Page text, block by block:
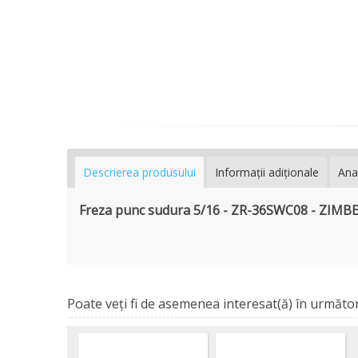
Descrierea produsului Informaţii adiţionale
Freza punc sudura 5/16 - ZR-36SWC08 -
Poate veţi fi de asemenea interesat(ă) în